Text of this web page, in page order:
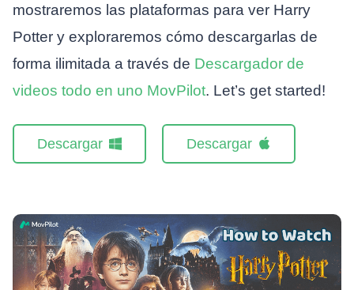
mostraremos las plataformas para ver Harry
Potter y exploraremos cómo descargarlas de
forma ilimitada a través de Descargador de
videos todo en uno MovPilot. Let’s get started!
Descargar Descargar